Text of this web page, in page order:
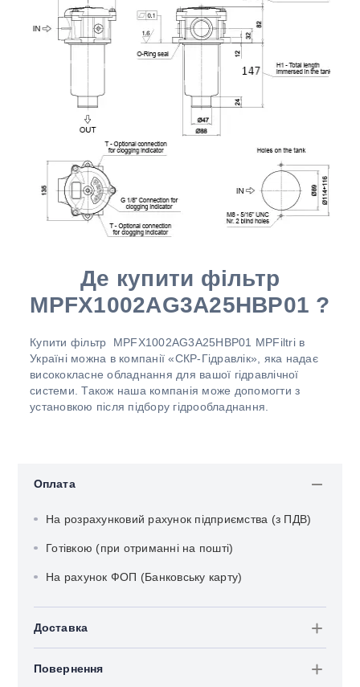
Де купити фільтр
MPFX1002AG3A25HBP01 ?
Купити фільтр
MPFX1002AG3A25HBP01 MPFiltri в
Україні можна в компанії «СКР-Гідравлік», яка надає
висококласне обладнання для вашої гідравлічної
системи. Також наша компанія може допомогти з
установкою після підбору гідрообладнання.
Оплата
На розрахунковий рахунок підприємства (з ПДВ)
Готівкою (при отриманні на пошті)
На рахунок ФОП (Банковську карту)
Доставка
Повернення